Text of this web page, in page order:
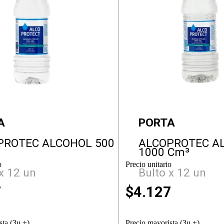
ALCOHOL 500
12 un
PORTA
ALCOPROTEC
1000 Cm³
Bulto x 12 un
Precio unitario
$4.127